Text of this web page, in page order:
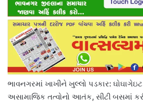
ભાવનગરમાં ખાખીને ખુલ્લો પડકાર:
અસામાજિક તત્વોનો આતંક, સીટી બસમાં